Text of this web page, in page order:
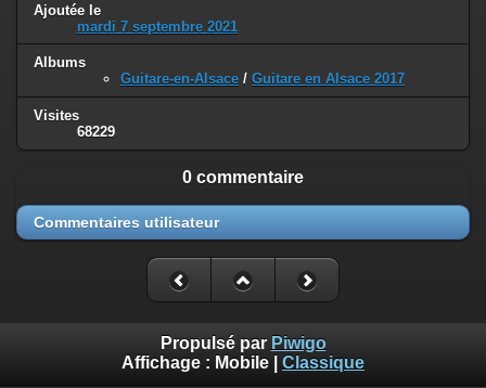
Ajoutée le
mardi 7 septembre 2021
Albums
Guitare-en-Alsace / Guitare en Alsace 2017
Visites
68229
0 commentaire
Commentaires utilisateur
Propulsé par Piwigo
Affichage : Mobile Classique